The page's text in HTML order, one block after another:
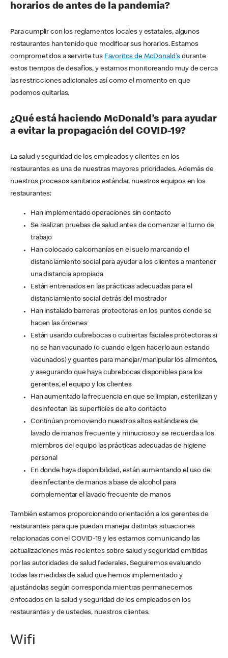
horarios de antes de la pandemia?
Para cumplir con los reglamentos locales y estatales, algunos
restaurantes han tenido que modificar sus horarios. Estamos
comprometidos a servirte tus Favoritos de McDonald's durante
estos tiempos de desafíos, y estamos monitoreando muy de cerca
las restricciones adicionales así como el momento en que
podemos quitarlas.
¿Qué está haciendo McDonald’s para ayudar
a evitar la propagación del COVID-19?
La salud y seguridad de los empleados y clientes en los
restaurantes es una de nuestras mayores prioridades. Además de
nuestros procesos sanitarios estándar, nuestros equipos en los
restaurantes:
Han implementado operaciones sin contacto
Se realizan pruebas de salud antes de comenzar el turno de
trabajo
Han colocado calcomanías en el suelo marcando el
distanciamiento social para ayudar a los clientes a mantener
una distancia apropiada
Están entrenados en las prácticas adecuadas para el
distanciamiento social detrás del mostrador
Han instalado barreras protectoras en los puntos donde se
hacen las órdenes
Están usando cubrebocas o cubiertas faciales protectoras si
no se han vacunado (o cuando eligen hacerlo aun estando
vacunados) y guantes para manejar/manipular los alimentos,
y asegurando que haya cubrebocas disponibles para los
gerentes, el equipo y los clientes
Han aumentado la frecuencia en que se limpian, esterilizan y
desinfectan las superficies de alto contacto
Continúan promoviendo nuestros altos estándares de
lavado de manos frecuente y minucioso y se recuerda a los
miembros del equipo las prácticas adecuadas de higiene
personal
En donde haya disponibilidad, están aumentando el uso de
desinfectante de manos a base de alcohol para
complementar el lavado frecuente de manos
También estamos proporcionando orientación a los gerentes de
restaurantes para que puedan manejar distintas situaciones
relacionadas con el COVID-19 y les estamos comunicando las
actualizaciones más recientes sobre salud y seguridad emitidas
por las autoridades de salud federales. Seguiremos evaluando
todas las medidas de salud que hemos implementado y
ajustándolas según corresponda mientras permanecemos
enfocados en la salud y seguridad de los empleados en los
restaurantes y de ustedes, nuestros clientes.
Wifi